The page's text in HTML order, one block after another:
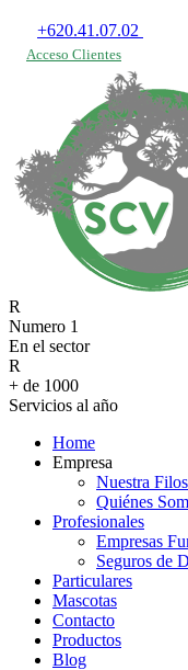
+620.41.07.02
Acceso Clientes
Numero 1
En el sector
+ de 1000
Servicios al año
Home
Empresa
Nuestra
Quiénes
Profesionales
Empresas
Seguros de
Particulares
Mascotas
Contacto
Productos
Blog